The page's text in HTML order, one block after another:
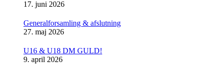
17. juni 2026
Generalforsamling & afslutning
27. maj 2026
U16 & U18 DM GULD!
9. april 2026